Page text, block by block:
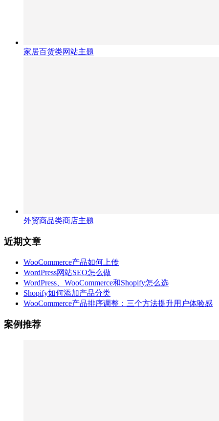
家居百货类网站主题
外贸商品类商店主题
近期文章
WooCommerce产品如何上传
WordPress网站SEO怎么做
WordPress、WooCommerce和Shopify怎么选
Shopify如何添加产品分类
WooCommerce产品排序调整：三个方法提升用户体验感
案例推荐